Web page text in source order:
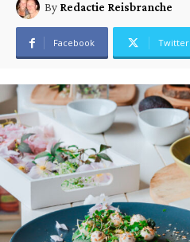
By Redactie Reisbranche
Facebook Twitter